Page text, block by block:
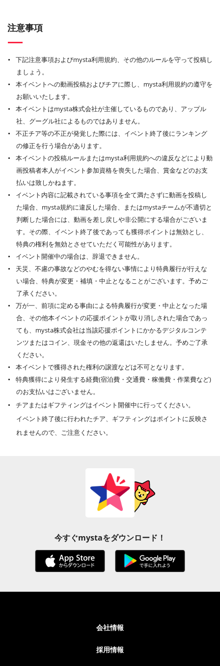
注意事項
下記注意事項およびmysta利用規約、その他のルールを守って投稿し
ましょう。
本イベントへの動画投稿およびチアに際し、mysta利用規約の遵守を
お願いいたします。
本イベントはmysta株式会社が主催しているものであり、アップル
社、グーグル社によるものではありません。
不正チア等の不正が発覚した際には、イベント終了後にランキング
の修正を行う場合があります。
本イベントの投稿ルールまたはmysta利用規約への違反などにより動
画投稿者本人がイベント参加資格を喪失した場合、賞金などのお支
払いは致しかねます。
イベント内容に記載されている事項を全て満たさずに動画を投稿し
た場合、mysta規約に違反した場合、またはmystaチームが不適切と
判断した場合には、動画を差し戻しや非公開にする場合がございま
す。その際、イベント終了後であっても獲得ポイントは無効とし、
特典の権利を無効とさせていただく可能性があります。
イベント開催中の場合は、辞退できません。
天災、不慮の事故などのやむを得ない事情により特典履行が行えな
い場合、特典が変更・補填・中止となることがございます。予めご
了承ください。
万が一、前項に定める事由による特典履行が変更・中止となった場
合、その他本イベントの応援ポイントが取り消しされた場合であっ
ても、mysta株式会社は当該応援ポイントにかかるデジタルコンテ
ンツまたはコイン、現金その他の返還はいたしません。予めご了承
ください。
本イベントで獲得された権利の譲渡などは不可となります。
特典獲得により発生する経費(宿泊費・交通費・稼働費・作業費など)
のお支払いはございません。
チアまたはギフティングはイベント開催中に行ってください。
イベント終了後に行われたチア、ギフティングはポイントに反映さ
れませんので、ご注意ください。
今すぐmystaをダウンロード！
会社情報
採用情報